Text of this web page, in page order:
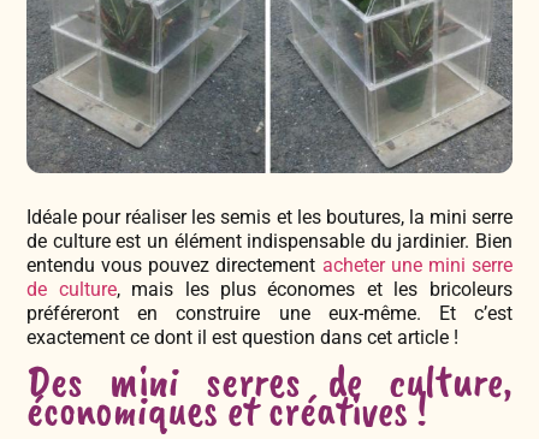
Accesoires de Jardinage
Coffrets & Idées Cadeaux
Tisanes & Infusions BIO
Faire-part à semer
Bricolage & Inspirations
Maraichers & Revendeurs
Contactez-nous !
Idéale pour réaliser les semis et les boutures, la mini serre
de culture est un élément indispensable du jardinier. Bien
entendu vous pouvez directement acheter une mini serre
de culture, mais les plus économes et les bricoleurs
préféreront en construire une eux-même. Et c’est
exactement ce dont il est question dans cet article !
Des mini serres de culture,
économiques et créatives !